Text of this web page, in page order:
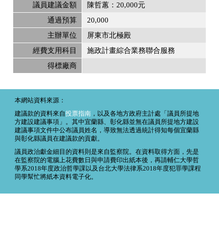
議員建議金額
陳哲蕙：20,000元
通過預算
20,000
主辦單位
屏東市北極殿
經費支用科目
施政計畫綜合業務聯合服務
得標廠商
本網站資料來源：
建議款的資料來自投票指南 ，以及各地方政府主計處「議員所提地
方建設建議事項」。其中宜蘭縣、彰化縣並無在議員所提地方建設
建議事項文件中公布議員姓名，導致無法透過統計得知每個宜蘭縣
與彰化縣議員在建議款的貢獻。
議員政治獻金細目的資料則是來自監察院。在資料取得方面，先是
在監察院的電腦上花費數日與申請費印出紙本後，再請輔仁大學哲
學系2018年度政治哲學課以及台北大學法律系2018年度犯罪學課程
同學幫忙將紙本資料電子化。